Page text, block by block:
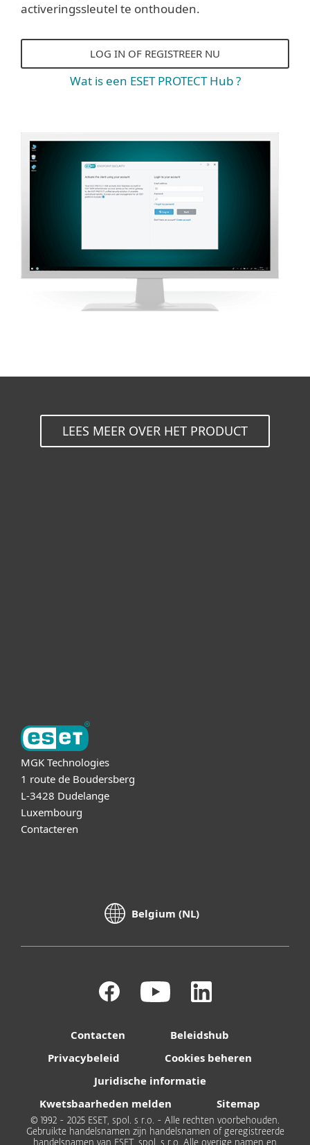
activeringssleutel te onthouden.
LOG IN OF REGISTREER NU
Wat is een ESET PROTECT Hub ?
LEES MEER OVER HET PRODUCT
MGK Technologies
1 route de Boudersberg
L-3428 Dudelange
Luxembourg
Contacteren
Belgium (NL)
Contacten
Beleidshub
Privacybeleid
Cookies beheren
Juridische informatie
Kwetsbaarheden melden
Sitemap
© 1992 - 2025 ESET, spol. s r.o. - Alle rechten voorbehouden.
Gebruikte handelsnamen zijn handelsnamen of geregistreerde
handelsnamen van ESET, spol. s r.o. Alle overige namen en